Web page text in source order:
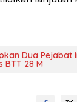
Dua Pejabat
BTT 28 M